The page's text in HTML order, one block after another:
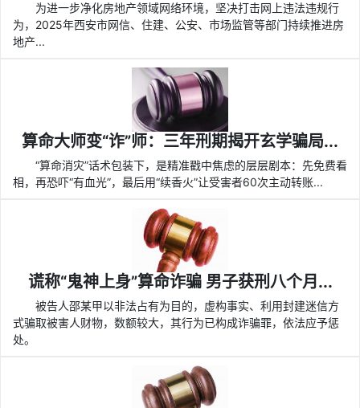
为进一步净化房地产领域网络环境，坚决打击网上违法违规行
为，2025年西安市网信、住建、公安、市场监管等部门持续推进房
地产...
算命大师变“诈”师：三年刑期揭开玄学骗局...
“算命消灾”话术包装下，是精准戳中焦虑的层层剧本：先免费看
相，再恐吓“有血光”，最后用“续香火”让受害者60次主动转账...
谎称“鬼神上身”算命诈骗 男子获刑八个月...
被告人邵某甲以非法占有为目的，虚构事实、利用封建迷信方
式骗取被害人财物，数额较大，其行为已构成诈骗罪，依法应予惩
处。